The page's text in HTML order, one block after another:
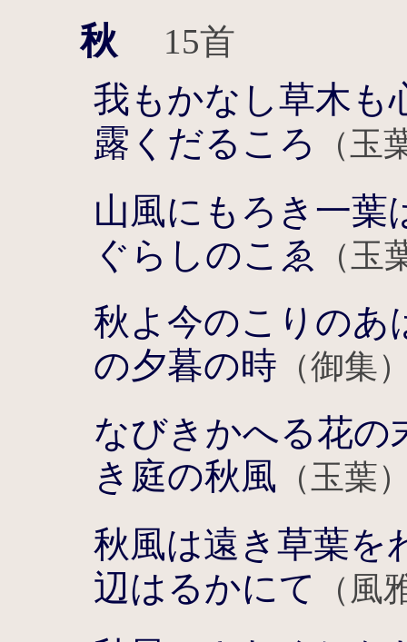
秋 15首
我もかなし草木も
露くだるころ
（玉
山風にもろき一葉
ぐらしのこゑ
（玉
秋よ今のこりのあ
の夕暮の時 （御集
なびきかへる花の
き庭の秋風 （玉葉
秋風は遠き草葉を
辺はるかにて
（風